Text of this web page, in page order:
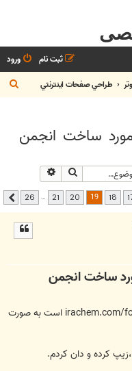
ورود
ثبت نام
طراحي صفحات اينترنتي
ج
س
ساخت انجمن
جستجو
18
19
20
21
…
26 بعدی
برای اینکه عین انجمنم رو درکه در آدرس irachem.com/forum است به صورت